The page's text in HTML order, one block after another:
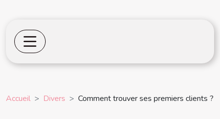
Accueil Divers Comment trouver ses premiers clients ?